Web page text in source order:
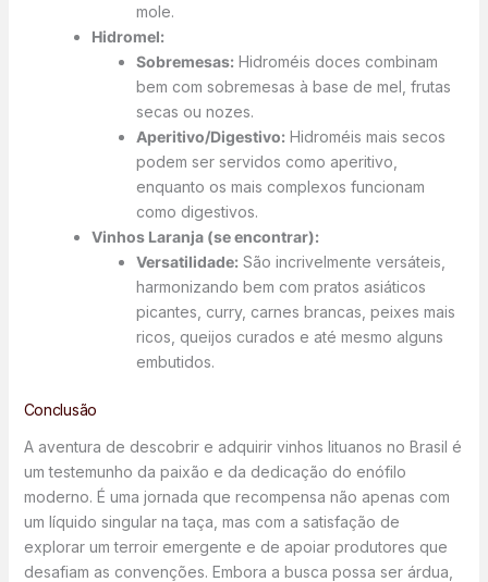
mole.
Hidromel:
Sobremesas:Hidroméis doces combinam
bem com sobremesas à base de mel, frutas
secas ou nozes.
Aperitivo/Digestivo:Hidroméis mais secos
podem ser servidos como aperitivo,
enquanto os mais complexos funcionam
como digestivos.
Vinhos Laranja (se encontrar):
Versatilidade:São incrivelmente versáteis,
harmonizando bem com pratos asiáticos
picantes, curry, carnes brancas, peixes mais
ricos, queijos curados e até mesmo alguns
embutidos.
Conclusão
A aventura de descobrir e adquirir vinhos lituanos no Brasil é
um testemunho da paixão e da dedicação do enófilo
moderno. É uma jornada que recompensa não apenas com
um líquido singular na taça, mas com a satisfação de
explorar um terroir emergente e de apoiar produtores que
desafiam as convenções. Embora a busca possa ser árdua,